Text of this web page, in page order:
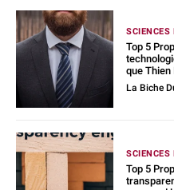
SCIENCES
Top 5
que
La Biche
SCIENCES
Top 5